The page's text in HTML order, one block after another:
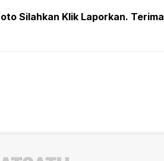
Silahkan Klik Laporkan. Terima